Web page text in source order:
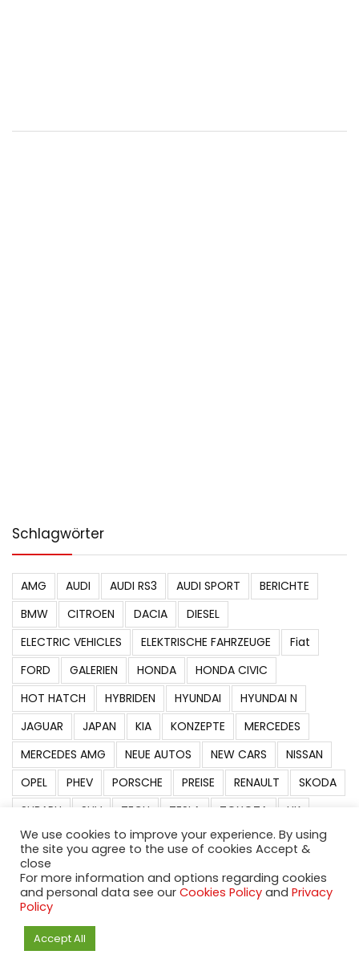
Schlagwörter
AMG AUDI AUDI RS3 AUDI SPORT
BERICHTE
BMW
CITROEN DACIA
DIESEL
ELECTRIC VEHICLES
ELEKTRISCHE FAHRZEUGE
Fiat
FORD
GALERIEN HONDA
HONDA CIVIC
HOT HATCH
HYBRIDEN HYUNDAI
HYUNDAI N
JAGUAR
JAPAN KIA KONZEPTE
MERCEDES
MERCEDES AMG
NEUE AUTOS NEW CARS
NISSAN
OPEL
PHEV PORSCHE PREISE RENAULT
SKODA
SUBARU
SUV TECH TESLA TOYOTA
UK
UNFÄLLE
VIDEO VW VW GOLF
We use cookies to improve your experience. By using
the site you agree to the use of cookies Accept &
close
For more information and options regarding cookies
and personal data see our Cookies Policy and Privacy
Policy
Accept All